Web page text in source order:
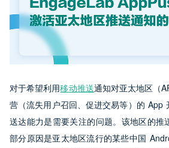
对于希望利用移动推送通知对亚太地区（
营（流失用户召回、促进交易等）的 App
送达能力是需要关注的问题。该地区的推
部分原因是亚太地区流行的某些中国